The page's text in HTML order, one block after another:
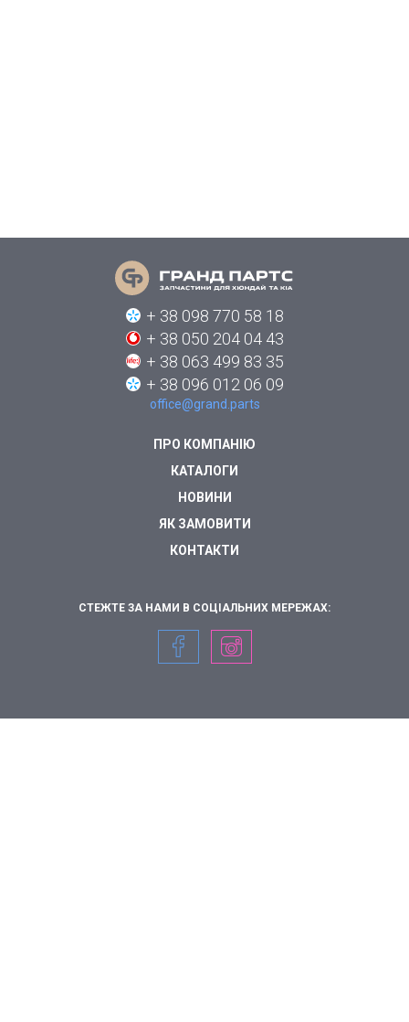
ПРО КОМПАНІЮ
КАТАЛОГИ
НОВИНИ
ЯК ЗАМОВИТИ
КОНТАКТИ
+ 38 098 770 58 18
+ 38 050 204 04 43
+ 38 063 499 83 35
+ 38 096 012 06 09
office@grand.parts
СТЕЖТЕ ЗА НАМИ В СОЦІАЛЬНИХ МЕРЕЖАХ: